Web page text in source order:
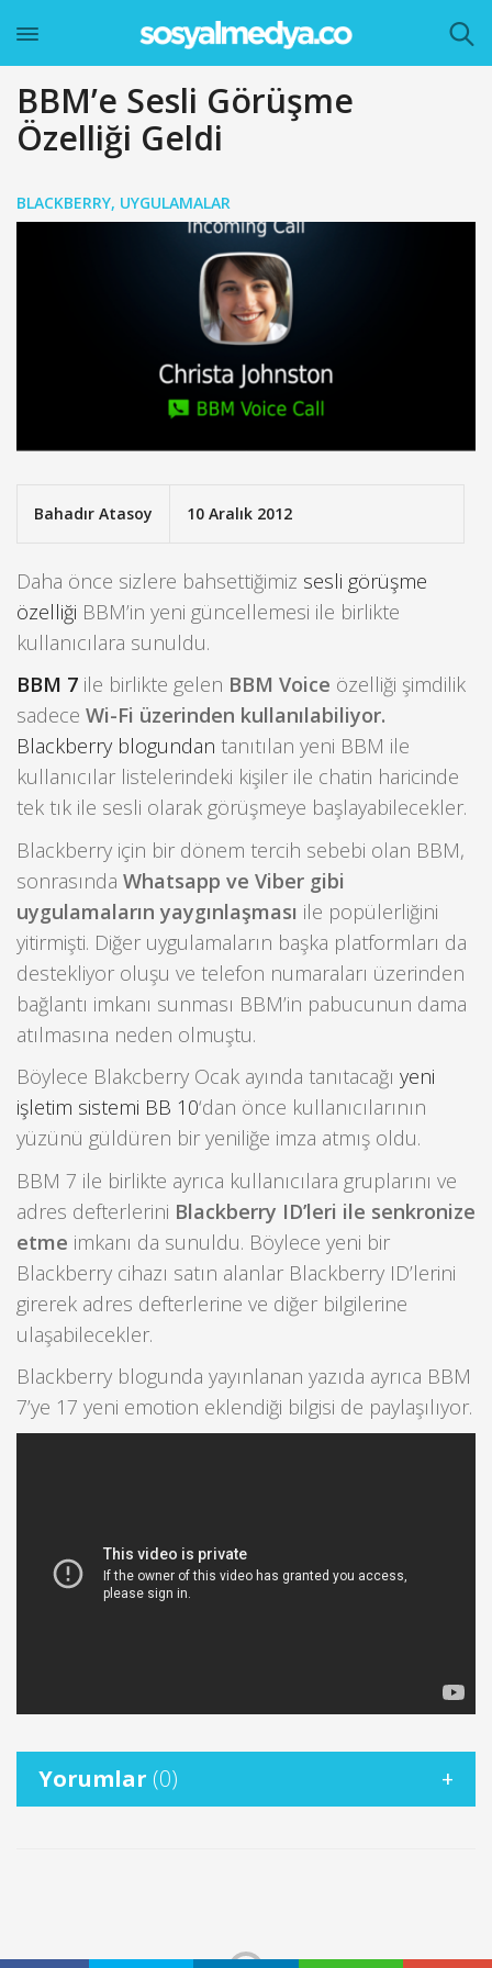
BBM’e Sesli Görüşme
Özelliği Geldi
BLACKBERRY, UYGULAMALAR
Bahadır Atasoy 10 Aralık 2012
Daha önce sizlere bahsettiğimiz sesli görüşme
özelliği BBM’in yeni güncellemesi ile birlikte
kullanıcılara sunuldu.
BBM 7 ile birlikte gelen BBM Voice özelliği şimdilik
sadece Wi-Fi üzerinden kullanılabiliyor.
Blackberry blogundan tanıtılan yeni BBM ile
kullanıcılar listelerindeki kişiler ile chatin haricinde
tek tık ile sesli olarak görüşmeye başlayabilecekler.
Blackberry için bir dönem tercih sebebi olan BBM,
sonrasında Whatsapp ve Viber gibi
uygulamaların yaygınlaşması ile popülerliğini
yitirmişti. Diğer uygulamaların başka platformları da
destekliyor oluşu ve telefon numaraları üzerinden
bağlantı imkanı sunması BBM’in pabucunun dama
atılmasına neden olmuştu.
Böylece Blakcberry Ocak ayında tanıtacağı yeni
işletim sistemi BB 10‘dan önce kullanıcılarının
yüzünü güldüren bir yeniliğe imza atmış oldu.
BBM 7 ile birlikte ayrıca kullanıcılara gruplarını ve
adres defterlerini Blackberry ID’leri ile senkronize
etme imkanı da sunuldu. Böylece yeni bir
Blackberry cihazı satın alanlar Blackberry ID’lerini
girerek adres defterlerine ve diğer bilgilerine
ulaşabilecekler.
Blackberry blogunda yayınlanan yazıda ayrıca BBM
7’ye 17 yeni emotion eklendiği bilgisi de paylaşılıyor.
Yorumlar (0)